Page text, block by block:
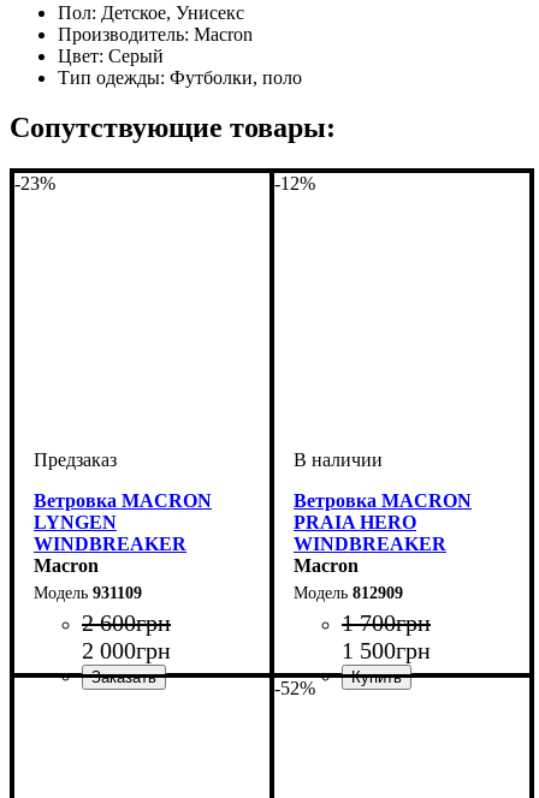
Пол: Детское, Унисекс
Производитель: Macron
Цвет: Серый
Тип одежды: Футболки, поло
Сопутствующие товары:
-23%
Ветровка MACRON
LYNGEN
WINDBREAKER
(931109)
Macron
931109
2 600грн
2 000грн
-12%
Ветровка MACRON
PRAIA HERO
WINDBREAKER
(812909)
Macron
812909
1 700грн
1 500грн
Пол
Производитель
Цвет
-52%